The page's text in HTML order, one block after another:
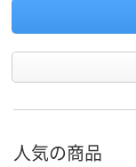
人気の商品